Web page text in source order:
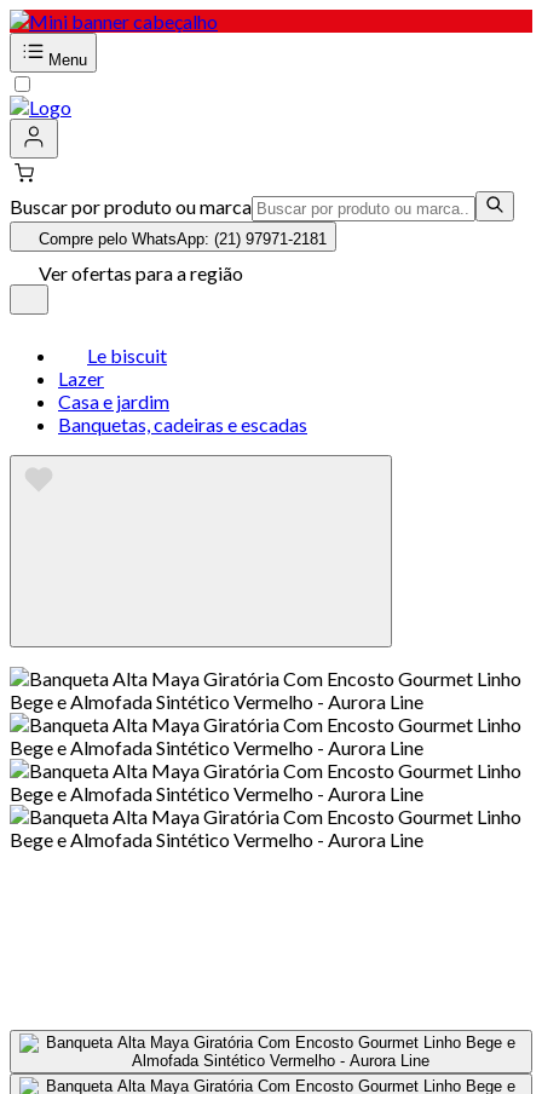
Menu
Buscar por produto ou marca
Compre pelo WhatsApp: (21) 97971-2181
Ver ofertas para a região
Le biscuit
Lazer
Casa e jardim
Banquetas, cadeiras e escadas